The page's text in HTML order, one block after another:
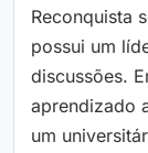
Reconquista
possui um
discussões.
aprendizado
um